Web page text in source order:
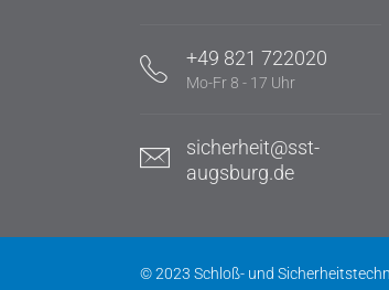
+49 821 722020
Mo-Fr 8 - 17 Uhr
sicherheit@sst-
augsburg.de
© 2023 Schloß- und